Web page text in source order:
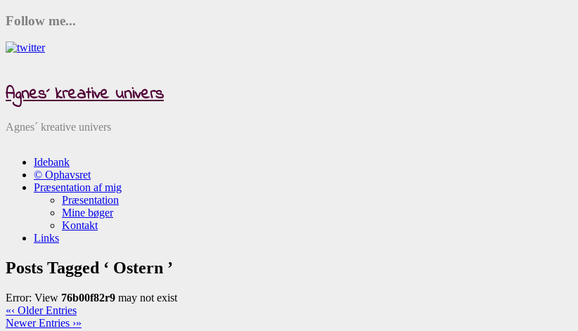
Follow me...
Agnes´ kreative univers
Agnes´ kreative univers
Idebank
© Ophavsret
Præsentation af mig
Præsentation
Mine bøger
Kontakt
Links
Posts Tagged ‘ Ostern ’
Error: View 76b00f82r9 may not exist
«‹ Older Entries
Newer Entries ›»